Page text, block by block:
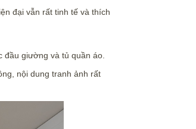
đại vẫn rất tinh tế và thích
đầu giường và tủ quần áo.
nội dung tranh ảnh rất